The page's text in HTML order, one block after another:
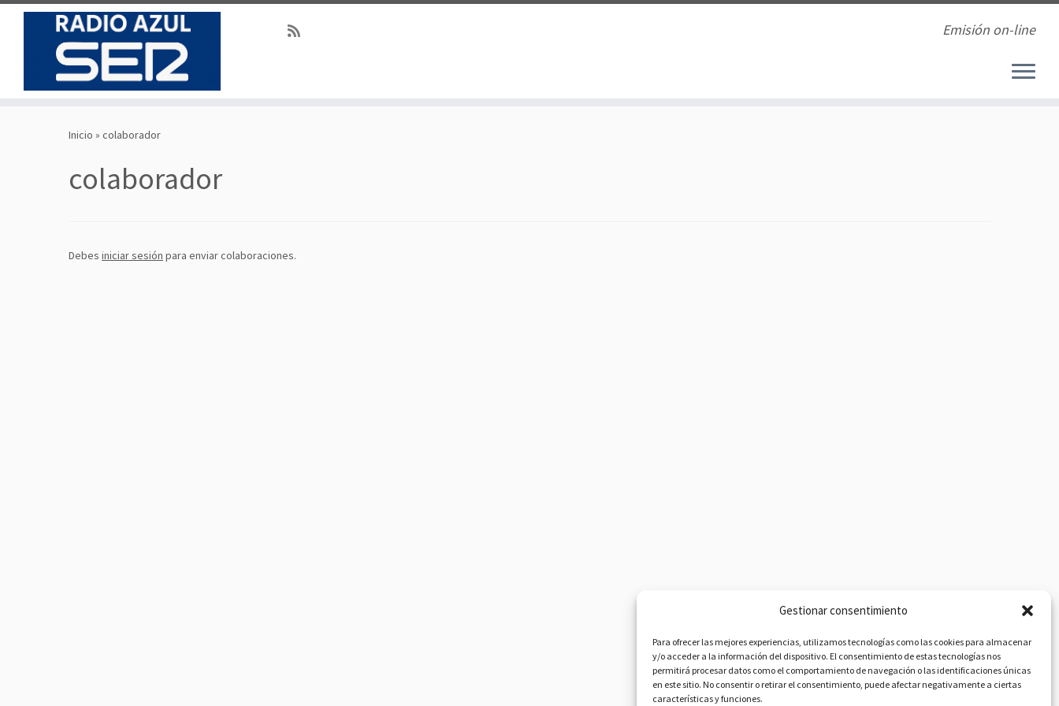
Gestionar consentimiento
Para ofrecer las mejores experiencias, utilizamos tecnologías como las cookies para almacenar
y/o acceder a la información del dispositivo. El consentimiento de estas tecnologías nos
permitirá procesar datos como el comportamiento de navegación o las identificaciones únicas
en este sitio. No consentir o retirar el consentimiento, puede afectar negativamente a ciertas
características y funciones.
Emisión on-line
Inicio » colaborador
colaborador
Debes iniciar sesión para enviar colaboraciones.